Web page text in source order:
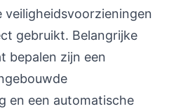
gebruikt. Belangrijke
bepalen zijn een
en een automatische